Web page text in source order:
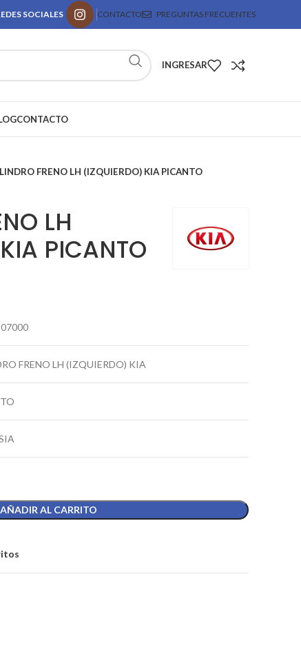
SOCIALES CONTACTO PREGUNTAS FRECUENTES
INGRESAR
CONTACTO
FRENO LH (IZQUIERDO) KIA PICANTO
LH
PICANTO
FRENO LH (IZQUIERDO) KIA
AÑADIR AL CARRITO